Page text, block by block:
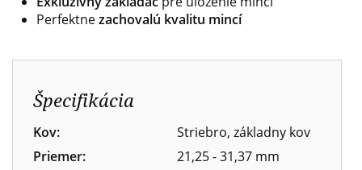
Perfektnezachovalú kvalitu mincí
Špecifikácia
Kov:
Striebro, základny kov
Priemer:
21,25 - 31,37 mm